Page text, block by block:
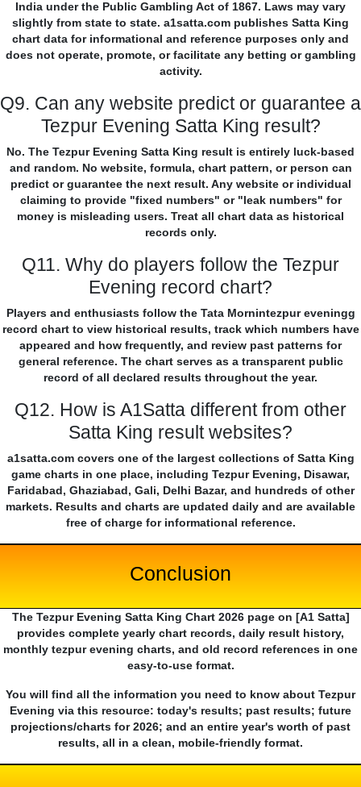
India under the Public Gambling Act of 1867. Laws may vary
slightly from state to state. a1satta.com publishes Satta King
chart data for informational and reference purposes only and
does not operate, promote, or facilitate any betting or gambling
activity.
Q9. Can any website predict or guarantee a
Tezpur Evening Satta King result?
No. The Tezpur Evening Satta King result is entirely luck-based
and random. No website, formula, chart pattern, or person can
predict or guarantee the next result. Any website or individual
claiming to provide "fixed numbers" or "leak numbers" for
money is misleading users. Treat all chart data as historical
records only.
Q11. Why do players follow the Tezpur
Evening record chart?
Players and enthusiasts follow the Tata Mornintezpur eveningg
record chart to view historical results, track which numbers have
appeared and how frequently, and review past patterns for
general reference. The chart serves as a transparent public
record of all declared results throughout the year.
Q12. How is A1Satta different from other
Satta King result websites?
a1satta.com covers one of the largest collections of Satta King
game charts in one place, including Tezpur Evening, Disawar,
Faridabad, Ghaziabad, Gali, Delhi Bazar, and hundreds of other
markets. Results and charts are updated daily and are available
free of charge for informational reference.
Conclusion
The Tezpur Evening Satta King Chart 2026 page on [A1 Satta]
provides complete yearly chart records, daily result history,
monthly tezpur evening charts, and old record references in one
easy-to-use format.
You will find all the information you need to know about Tezpur
Evening via this resource: today's results; past results; future
projections/charts for 2026; and an entire year's worth of past
results, all in a clean, mobile-friendly format.